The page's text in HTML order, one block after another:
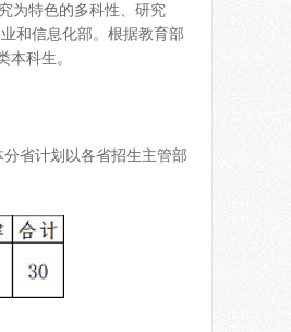
为特色的多科性、研究
和信息化部。根据教育部
科生。
省计划以各省招生主管部